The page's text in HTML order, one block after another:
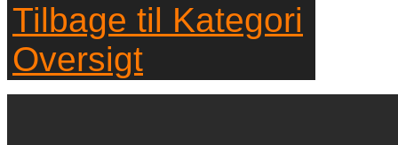
Tilbage til Kategori
Oversigt